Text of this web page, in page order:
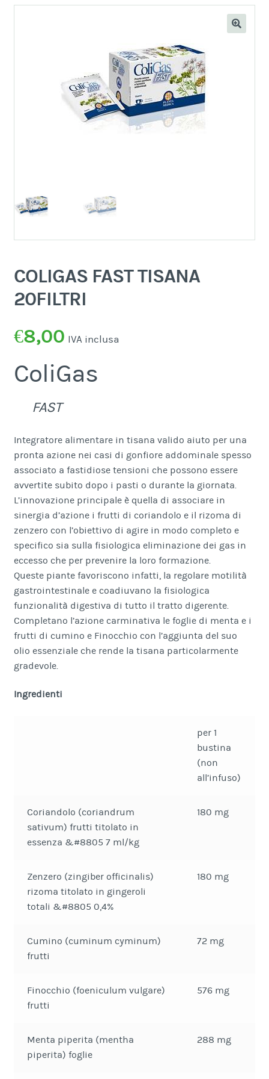
COLIGAS FAST TISANA
20FILTRI
€8,00 IVA inclusa
ColiGas
FAST
Integratore alimentare in tisana valido aiuto per una
pronta azione nei casi di gonfiore addominale spesso
associato a fastidiose tensioni che possono essere
avvertite subito dopo i pasti o durante la giornata.
L’innovazione principale è quella di associare in
sinergia d’azione i frutti di coriandolo e il rizoma di
zenzero con l’obiettivo di agire in modo completo e
specifico sia sulla fisiologica eliminazione dei gas in
eccesso che per prevenire la loro formazione.
Queste piante favoriscono infatti, la regolare motilità
gastrointestinale e coadiuvano la fisiologica
funzionalità digestiva di tutto il tratto digerente.
Completano l’azione carminativa le foglie di menta e i
frutti di cumino e Finocchio con l’aggiunta del suo
olio essenziale che rende la tisana particolarmente
gradevole.
Ingredienti
per 1
bustina
(non
all’infuso)
Coriandolo (coriandrum
sativum) frutti titolato in
essenza &#8805 7 ml/kg
180 mg
Zenzero (zingiber officinalis)
rizoma titolato in gingeroli
totali &#8805 0,4%
180 mg
Cumino (cuminum cyminum)
frutti
72 mg
Finocchio (foeniculum vulgare)
frutti
576 mg
Menta piperita (mentha
piperita) foglie
288 mg